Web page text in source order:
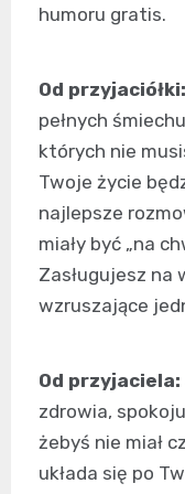
humoru gratis.
Od przyjaciółki:
pełnych
których nie
Twoje życie
najlepsze
miały być „na
Zasługujesz na
wzruszające
Od przyjaciela:
zdrowia,
żebyś nie miał
układa się po